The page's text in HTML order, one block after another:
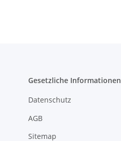
Gesetzliche Informationen
Datenschutz
AGB
Sitemap